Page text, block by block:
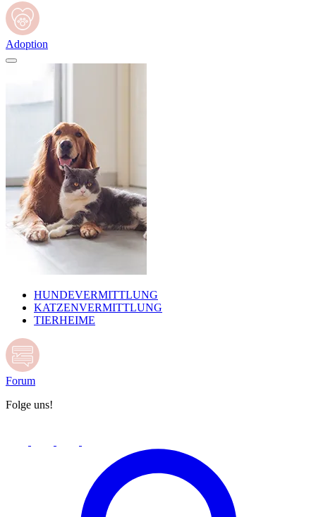
Adoption
HUNDEVERMITTLUNG
KATZENVERMITTLUNG
TIERHEIME
Forum
Folge uns!